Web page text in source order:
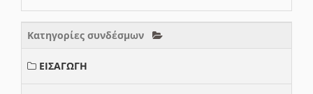
Κατηγορίες συνδέσμων
ΕΙΣΑΓΩΓΗ